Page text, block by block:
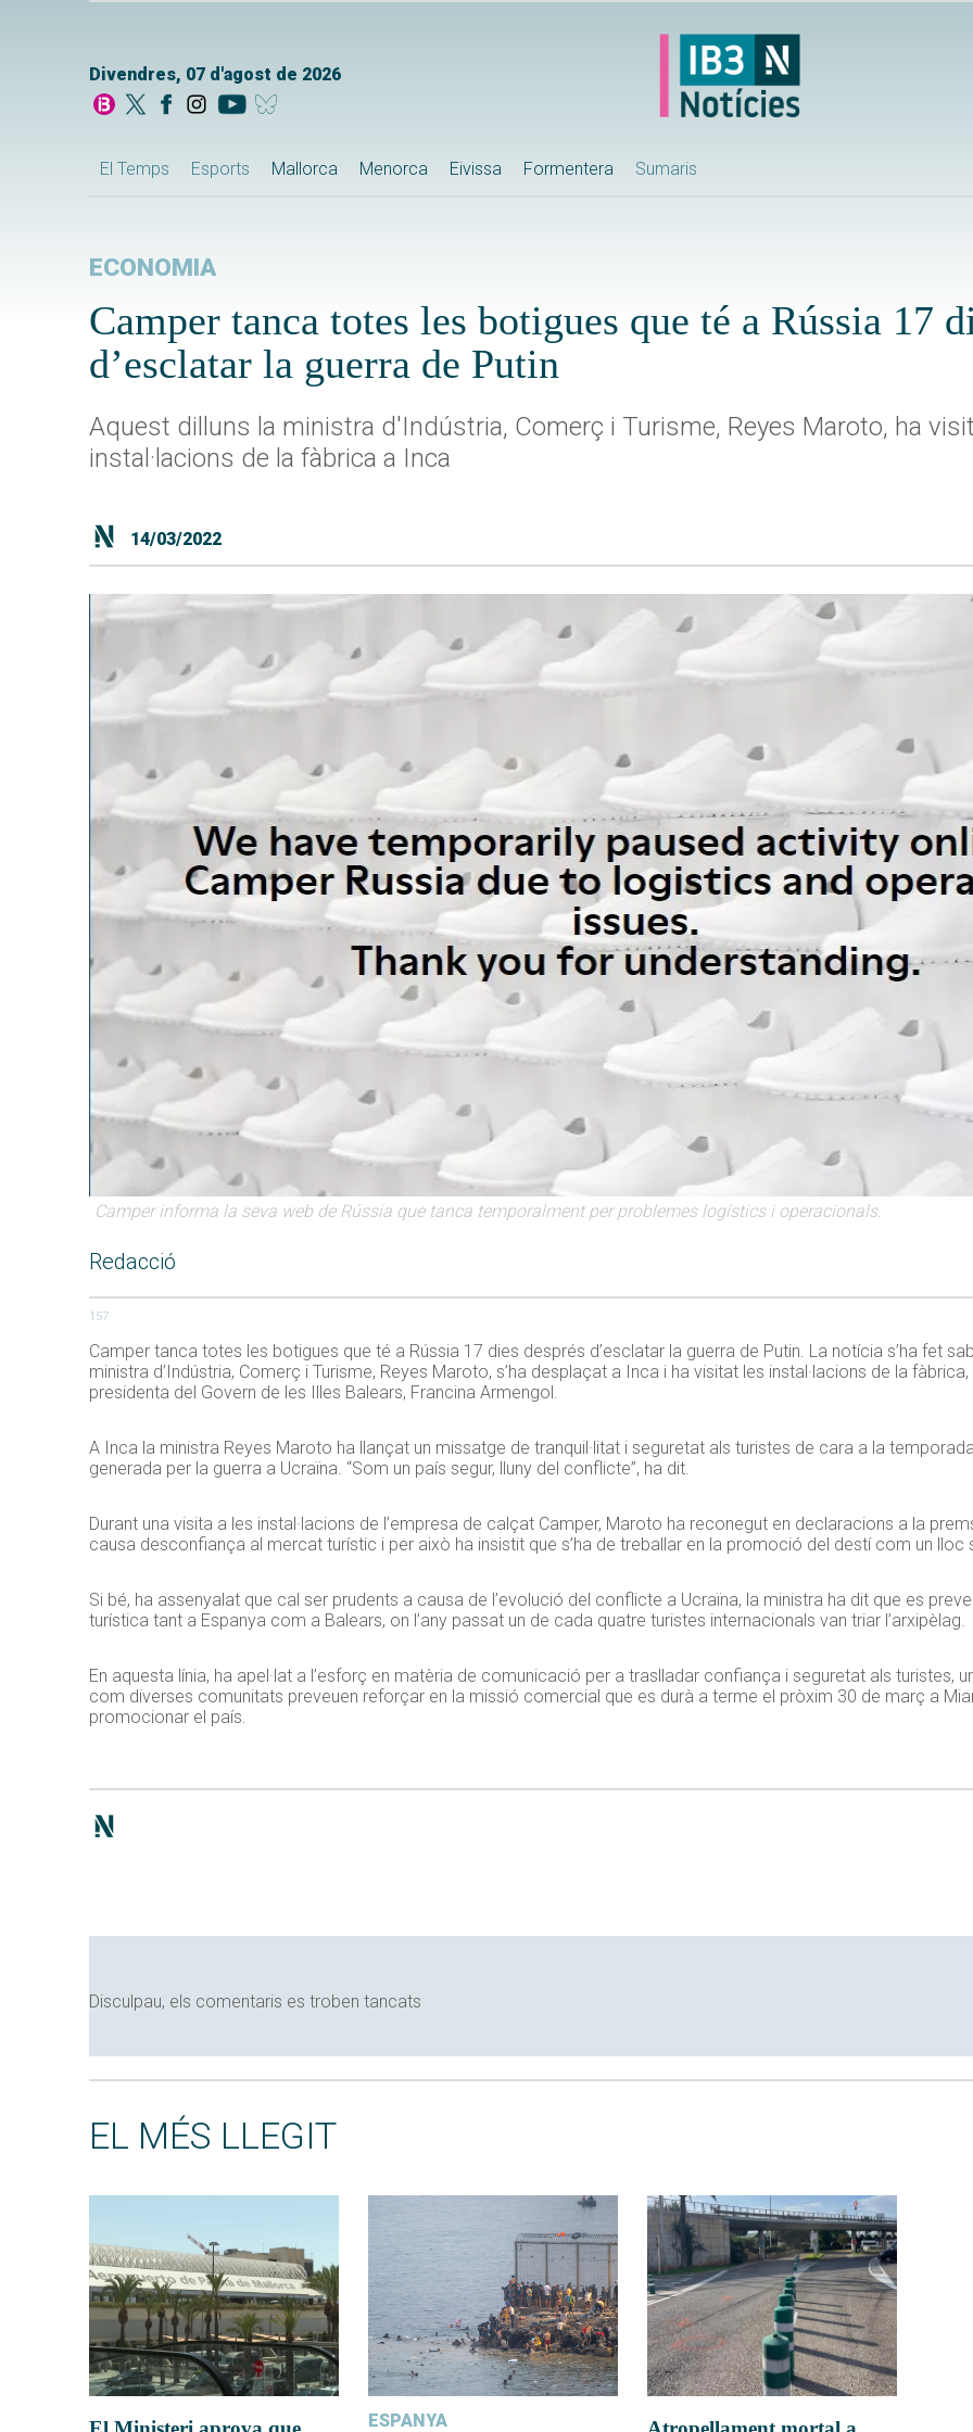
Divendres, 07 d'agost de 2026
El Temps Esports Mallorca Menorca Eivissa Formentera Sumaris
ECONOMIA
Camper tanca totes les botigues que té a Rússia 17
d’esclatar la guerra de Putin
Aquest dilluns la ministra d'Indústria, Comerç i Turisme, Reyes Maroto, ha
instal·lacions de la fàbrica a Inca
14/03/2022
Camper informa la seva web de Rússia que tanca temporalment per problemes logístics i operacionals.
Redacció
157
Camper tanca totes les botigues que té a Rússia 17 dies després d’esclatar la guerra de Putin. La notícia s’ha fet
ministra d’Indústria, Comerç i Turisme, Reyes Maroto, s’ha desplaçat a Inca i ha visitat les instal·lacions de la
presidenta del Govern de les Illes Balears, Francina Armengol.
A Inca la ministra Reyes Maroto ha llançat un missatge de tranquil·litat i seguretat als turistes de cara a la
generada per la guerra a Ucraïna. “Som un país segur, lluny del conflicte”, ha dit.
Durant una visita a les instal·lacions de l’empresa de calçat Camper, Maroto ha reconegut en declaracions a la
causa desconfiança al mercat turístic i per això ha insistit que s’ha de treballar en la promoció del destí com un lloc
Si bé, ha assenyalat que cal ser prudents a causa de l’evolució del conflicte a Ucraïna, la ministra ha dit que es
turística tant a Espanya com a Balears, on l’any passat un de cada quatre turistes internacionals van triar l’arxipèlag.
En aquesta línia, ha apel·lat a l’esforç en matèria de comunicació per a traslladar confiança i seguretat als turistes,
com diverses comunitats preveuen reforçar en la missió comercial que es durà a terme el pròxim 30 de març a
promocionar el país.
Disculpau, els comentaris es troben tancats
EL MÉS LLEGIT
ESPANYA